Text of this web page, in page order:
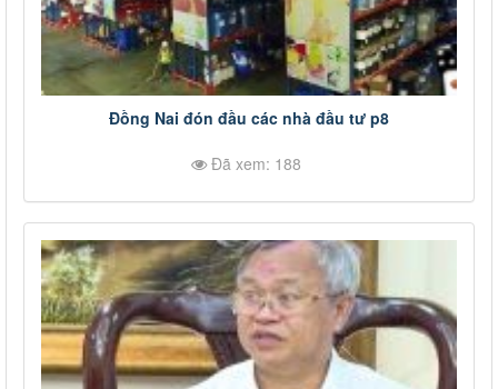
Đồng Nai đón đầu các nhà đầu tư p8
Đã xem: 188